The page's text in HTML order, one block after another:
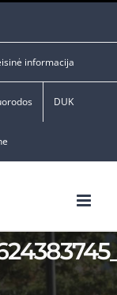
informacija
DUK